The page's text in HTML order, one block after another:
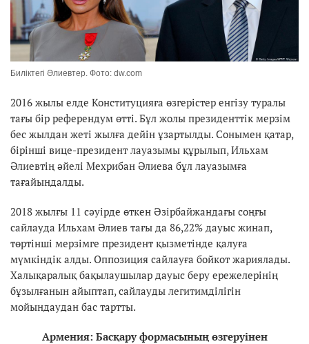
Биліктегі Әлиевтер. Фото: dw.com
2016 жылы елде Конституцияға өзгерістер енгізу туралы
тағы бір референдум өтті. Бұл жолы президенттік мерзім
бес жылдан жеті жылға дейін ұзартылды. Сонымен қатар,
бірінші вице-президент лауазымы құрылып, Ильхам
Әлиевтің әйелі Мехрибан Әлиева бұл лауазымға
тағайындалды.
2018 жылғы 11 сәуірде өткен Әзірбайжандағы соңғы
сайлауда Ильхам Әлиев тағы да 86,22% дауыс жинап,
төртінші мерзімге президент қызметінде қалуға
мүмкіндік алды. Оппозиция сайлауға бойкот жариялады.
Халықаралық бақылаушылар дауыс беру ережелерінің
бұзылғанын айыптап, сайлауды легитимділігін
мойындаудан бас тартты.
Армения: Басқару формасының өзгеруінен